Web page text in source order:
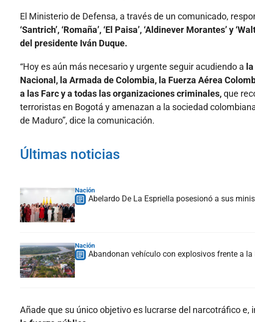
El Ministerio de Defensa, a través de un comunicado,
‘Santrich’, ‘Romaña’, ‘El Paisa’, ‘Aldinever Morantes’ y
del presidente Iván Duque.
“Hoy es aún más necesario y urgente seguir acudiendo a
Nacional, la Armada de Colombia, la Fuerza Aérea
a las Farc y a todas las organizaciones criminales,que
terroristas en Bogotá y amenazan a la sociedad
de Maduro”, dice la comunicación.
Últimas noticias
Nación
Abelardo De La Espriella posesionó a sus
Nación
Abandonan vehículo con explosivos frente a
Añade que su único objetivo es lucrarse del narcotráfico e,